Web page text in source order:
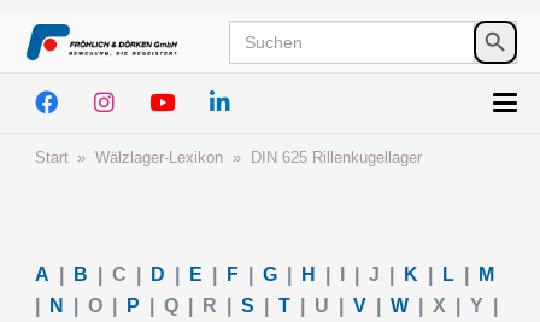
Search
for:
Start » Wälzla­­ger-Lexikon » DIN 625Rillenkugellager
A B | C | D E F| G| H | I | J | K L|
M
N | O | P | Q | R | S T| U | V| W| X | Y |